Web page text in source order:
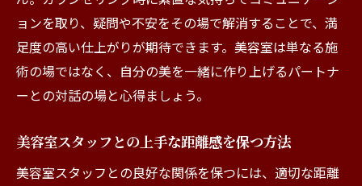
ョンを取り、疑問や不安をその場で解消することで、満
足度の高い仕上がりが期待できます。美容室は単なる施
術の場ではなく、自分の美を一緒に作り上げるパートナ
ーとの対話の場と心得ましょう。
美容室スタッフとの上手な距離感を保つ方法
美容室スタッフとの良好な関係を保つには、適切な距離